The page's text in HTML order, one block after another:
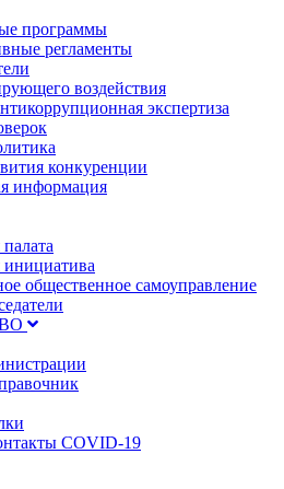
программы
регламенты
воздействия
экспертиза
конкуренции
информация
общественное самоуправление
COVID-19